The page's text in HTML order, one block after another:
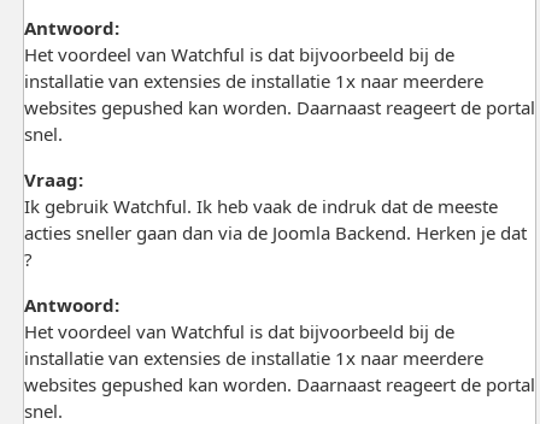
Antwoord:
Het voordeel van Watchful is dat bijvoorbeeld bij de
installatie van extensies de installatie 1x naar meerdere
websites gepushed kan worden. Daarnaast reageert de portal
snel.
Vraag:
Ik gebruik Watchful. Ik heb vaak de indruk dat de meeste
acties sneller gaan dan via de Joomla Backend. Herken je dat
?
Antwoord:
Het voordeel van Watchful is dat bijvoorbeeld bij de
installatie van extensies de installatie 1x naar meerdere
websites gepushed kan worden. Daarnaast reageert de portal
snel.